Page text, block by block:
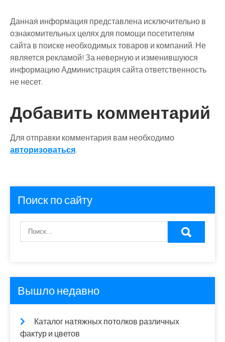
Данная информация представлена исключительно в
ознакомительных целях для помощи посетителям
сайта в поиске необходимых товаров и компаний. Не
является рекламой! За неверную и изменившуюся
информацию Администрация сайта ответственность
не несет.
Добавить комментарий
Для отправки комментария вам необходимо
авторизоваться.
Поиск по сайту
Вышло недавно
Каталог натяжных потолков различных
фактур и цветов